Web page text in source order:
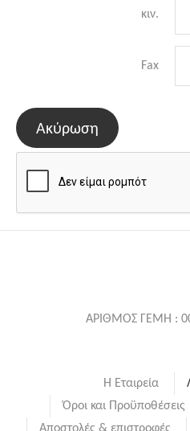
κιν.
Fax
Ακύρωση
ΑΡΙΘΜΟΣ ΓΕΜΗ :
Η Εταιρεία
Όροι και Προϋποθέσεις